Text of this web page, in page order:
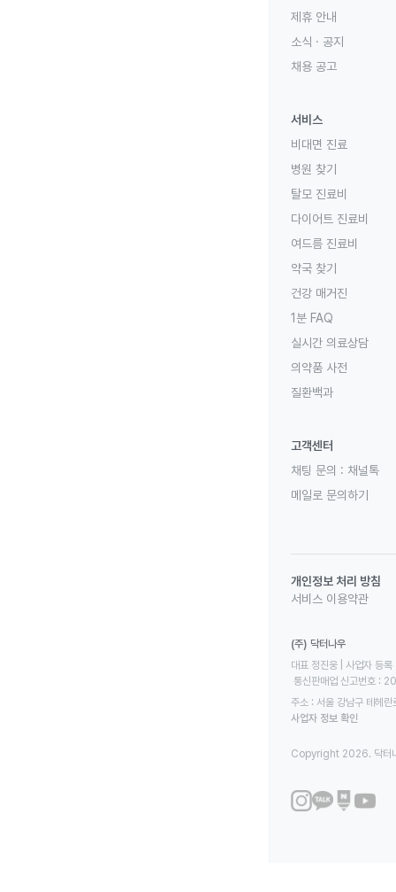
제휴 안내
소식 · 공지
채용 공고
서비스
비대면 진료
병원 찾기
탈모 진료비
다이어트 진료비
여드름 진료비
약국 찾기
건강 매거진
1분 FAQ
실시간 의료상담
의약품 사전
질환백과
고객센터
채팅 문의 : 채널톡
메일로 문의하기
개인정보 처리 방침
서비스 이용약관
(주) 닥터나우
대표 정진웅 | 사업자
통신판매업 신고번호
주소 : 서울 강남구 테헤
사업자 정보 확인
Copyright 2026. 닥터